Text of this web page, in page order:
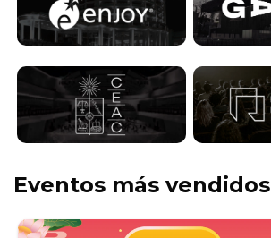
Eventos más vendidos